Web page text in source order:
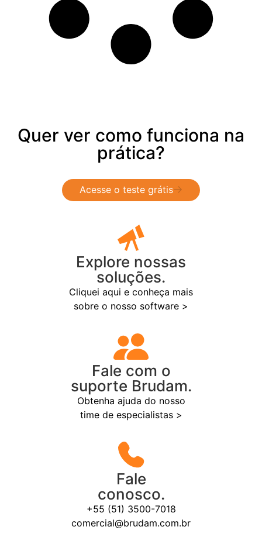
Quer ver como funciona na
prática?
Acesse o teste grátis
Explore nossas
soluções.
Cliquei aqui e conheça mais
sobre o nosso software >
Fale com o
suporte Brudam.
Obtenha ajuda do nosso
time de especialistas >
Fale
conosco.
+55 (51) 3500-7018
comercial@brudam.com.br